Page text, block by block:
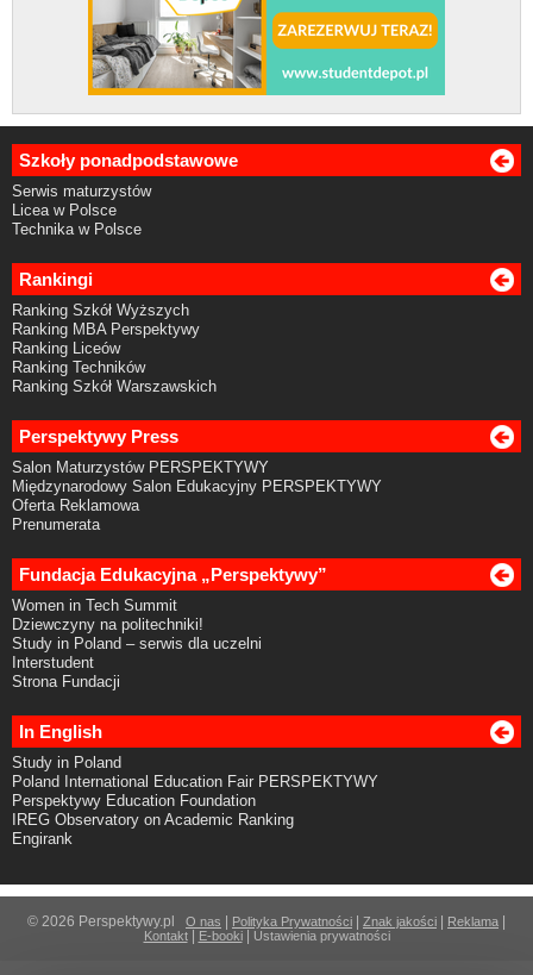
Szkoły ponadpodstawowe
Serwis maturzystów
Licea w Polsce
Technika w Polsce
Rankingi
Ranking Szkół Wyższych
Ranking MBA Perspektywy
Ranking Liceów
Ranking Techników
Ranking Szkół Warszawskich
Perspektywy Press
Salon Maturzystów PERSPEKTYWY
Międzynarodowy Salon Edukacyjny PERSPEKTYWY
Oferta Reklamowa
Prenumerata
Fundacja Edukacyjna „Perspektywy”
Women in Tech Summit
Dziewczyny na politechniki!
Study in Poland – serwis dla uczelni
Interstudent
Strona Fundacji
In English
Study in Poland
Poland International Education Fair PERSPEKTYWY
Perspektywy Education Foundation
IREG Observatory on Academic Ranking
Engirank
© 2026 Perspektywy.pl O nas Polityka Prywatności Znak jakości Reklama
Kontakt| E-booki| Ustawienia prywatności